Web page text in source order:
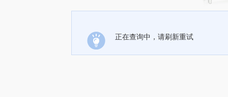
正在查询中，请刷新重试